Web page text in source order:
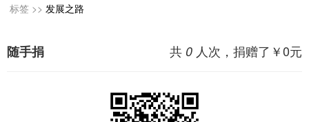
标签 >> 发展之路
共 0 人次，捐赠了￥0元
随手捐